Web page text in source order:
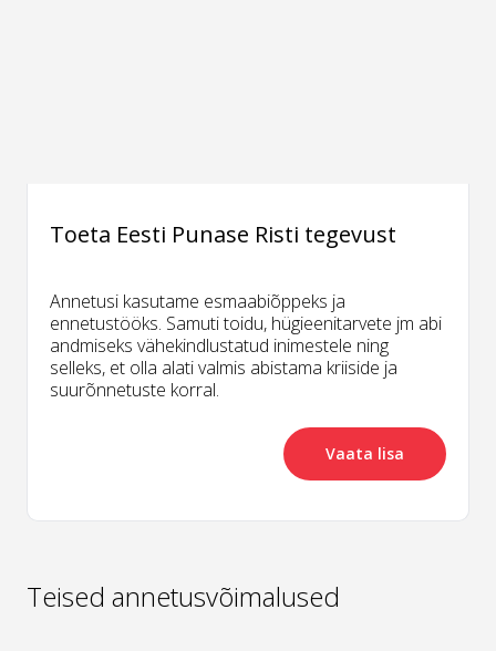
Toeta Eesti Punase Risti tegevust
Annetusi kasutame esmaabiõppeks ja
ennetustööks. Samuti toidu, hügieenitarvete jm abi
andmiseks vähekindlustatud inimestele ning
selleks, et olla alati valmis abistama kriiside ja
suurõnnetuste korral.
Vaata lisa
Teised annetusvõimalused